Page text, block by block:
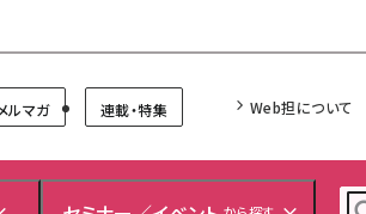
ルマガ 連載・特集 Web担について
に活用するための考え方を学べ